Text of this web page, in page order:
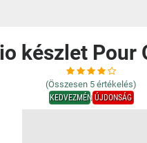
készlet Pour
(Összesen 5 értékelés)
KEDVEZMÉNYÚJDONSÁG